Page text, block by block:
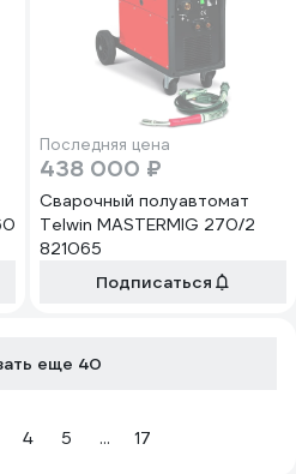
Последняя цена
438 000 ₽
Сварочный полуавтомат
Telwin MASTERMIG 270/2
821065
Подписаться
еще 40
4 5 ... 17